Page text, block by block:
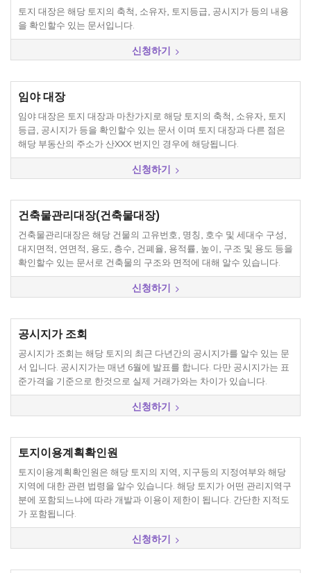
토지 대장은 해당 토지의 축척, 소유자, 토지등급, 공시지가 등의 내용
을 확인할수 있는 문서입니다.
신청하기
임야 대장
임야 대장은 토지 대장과 마찬가지로 해당 토지의 축척, 소유자, 토지
등급, 공시지가 등을 확인할수 있는 문서 이며 토지 대장과 다른 점은
해당 부동산의 주소가 산XXX 번지인 경우에 해당됩니다.
신청하기
건축물관리대장(건축물대장)
건축물관리대장은 해당 건물의 고유번호, 명칭, 호수 및 세대수 구성,
대지면적, 연면적, 용도, 층수, 건폐율, 용적률, 높이, 구조 및 용도 등을
확인할수 있는 문서로 건축물의 구조와 면적에 대해 알수 있습니다.
신청하기
공시지가 조회
공시지가 조회는 해당 토지의 최근 다년간의 공시지가를 알수 있는 문
서 입니다. 공시지가는 매년 6월에 발표를 합니다. 다만 공시지가는 표
준가격을 기준으로 한것으로 실제 거래가와는 차이가 있습니다.
신청하기
토지이용계획확인원
토지이용계획확인원은 해당 토지의 지역, 지구등의 지정여부와 해당
지역에 대한 관련 법령을 알수 있습니다. 해당 토지가 어떤 관리지역구
분에 포함되느냐에 따라 개발과 이용이 제한이 됩니다. 간단한 지적도
가 포함됩니다.
신청하기